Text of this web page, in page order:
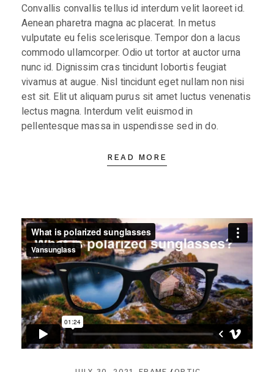
Convallis convallis tellus id interdum velit laoreet id.
Aenean pharetra magna ac placerat. In metus
vulputate eu felis scelerisque. Tempor don a lacus
commodo ullamcorper. Odio ut tortor at auctor urna
nunc id. Dignissim cras tincidunt lobortis feugiat
vivamus at augue. Nisl tincidunt eget nullam non nisi
est sit. Elit ut aliquam purus sit amet luctus venenatis
lectus magna. Interdum velit euismod in
pellentesque massa in uspendisse sed in do.
READ MORE